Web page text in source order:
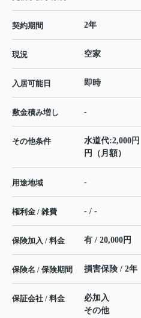
契約期間 2年
現況 空家
入居可能日 即時
敷金積み増し -
その他条件
水道代:2,000
円（月額）
用途地域 -
権利金 / 雑費 - / -
保険加入 / 料金 有 / 20,000円
保険名 / 保険期間 損害保険 / 2年
保証会社 / 料金
必加入
その他